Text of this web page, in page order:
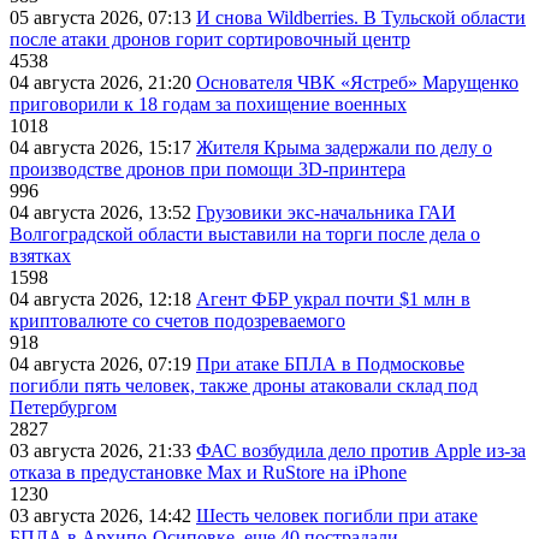
05 августа 2026, 07:13 И снова Wildberries. В Тульской области
после атаки дронов горит сортировочный центр
4538
04 августа 2026, 21:20 Основателя ЧВК «Ястреб» Марущенко
приговорили к 18 годам за похищение военных
1018
04 августа 2026, 15:17 Жителя Крыма задержали по делу о
производстве дронов при помощи 3D‑принтера
996
04 августа 2026, 13:52 Грузовики экс-начальника ГАИ
Волгоградской области выставили на торги после дела о
взятках
1598
04 августа 2026, 12:18 Агент ФБР украл почти $1 млн в
криптовалюте со счетов подозреваемого
918
04 августа 2026, 07:19 При атаке БПЛА в Подмосковье
погибли пять человек, также дроны атаковали склад под
Петербургом
2827
03 августа 2026, 21:33 ФАС возбудила дело против Apple из-за
отказа в предустановке Max и RuStore на iPhone
1230
03 августа 2026, 14:42 Шесть человек погибли при атаке